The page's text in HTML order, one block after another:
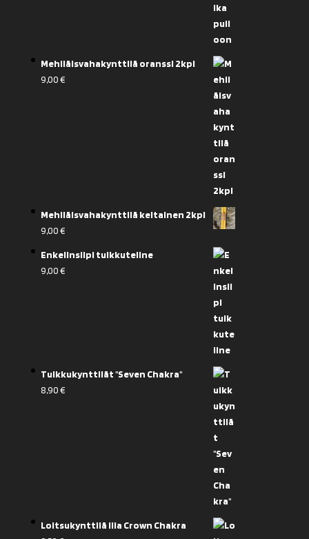
Mehiläisvahakynttilä oranssi 2kpl
9,00€
Mehiläisvahakynttilä keltainen 2kpl
9,00€
Enkelinsiipi tuikkuteline
9,00€
Tuikkukynttilät "Seven Chakra"
8,90€
Loitsukynttilä lila Crown Chakra